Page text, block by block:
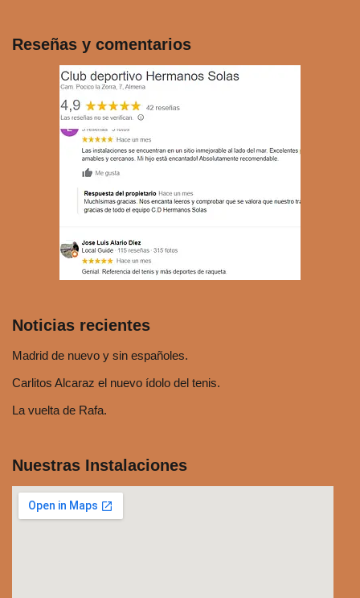
oReseñas y comentarios
Noticias recientes
Madrid de nuevo y sin españoles.
Carlitos Alcaraz el nuevo ídolo del tenis.
La vuelta de Rafa.
Nuestras Instalaciones